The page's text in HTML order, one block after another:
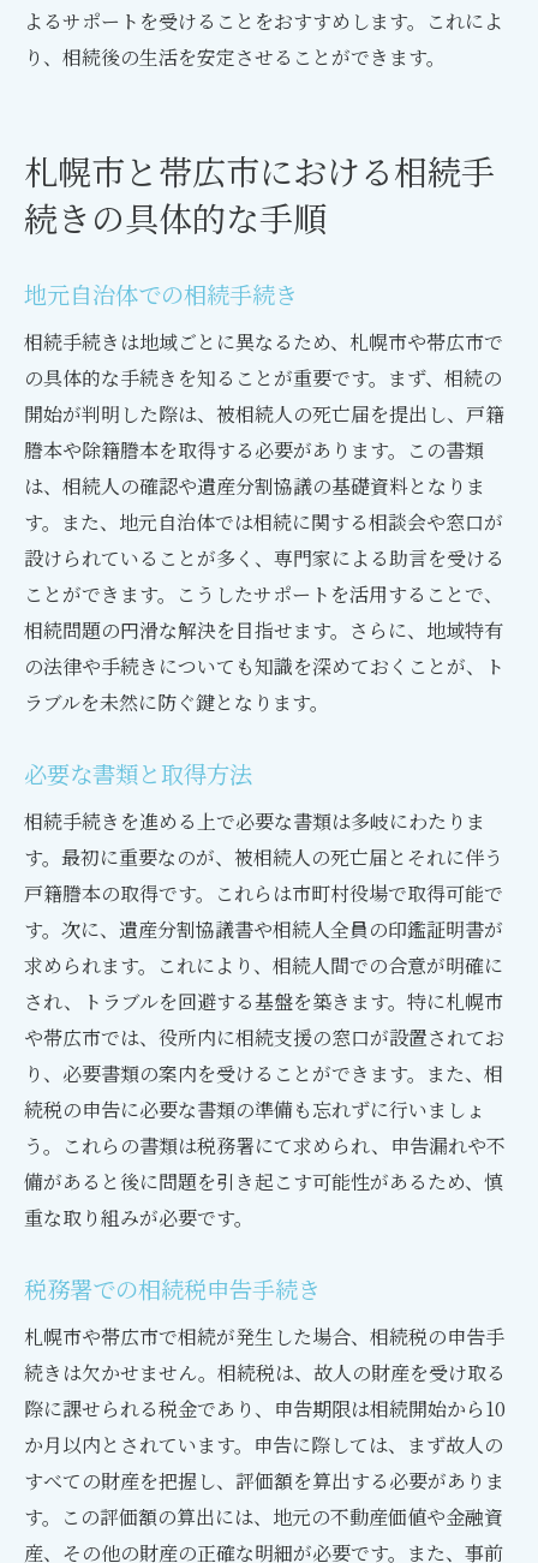
よるサポートを受けることをおすすめします。これによ
り、相続後の生活を安定させることができます。
札幌市と帯広市における相続手
続きの具体的な手順
地元自治体での相続手続き
相続手続きは地域ごとに異なるため、札幌市や帯広市で
の具体的な手続きを知ることが重要です。まず、相続の
開始が判明した際は、被相続人の死亡届を提出し、戸籍
謄本や除籍謄本を取得する必要があります。この書類
は、相続人の確認や遺産分割協議の基礎資料となりま
す。また、地元自治体では相続に関する相談会や窓口が
設けられていることが多く、専門家による助言を受ける
ことができます。こうしたサポートを活用することで、
相続問題の円滑な解決を目指せます。さらに、地域特有
の法律や手続きについても知識を深めておくことが、ト
ラブルを未然に防ぐ鍵となります。
必要な書類と取得方法
相続手続きを進める上で必要な書類は多岐にわたりま
す。最初に重要なのが、被相続人の死亡届とそれに伴う
戸籍謄本の取得です。これらは市町村役場で取得可能で
す。次に、遺産分割協議書や相続人全員の印鑑証明書が
求められます。これにより、相続人間での合意が明確に
され、トラブルを回避する基盤を築きます。特に札幌市
や帯広市では、役所内に相続支援の窓口が設置されてお
り、必要書類の案内を受けることができます。また、相
続税の申告に必要な書類の準備も忘れずに行いましょ
う。これらの書類は税務署にて求められ、申告漏れや不
備があると後に問題を引き起こす可能性があるため、慎
重な取り組みが必要です。
税務署での相続税申告手続き
札幌市や帯広市で相続が発生した場合、相続税の申告手
続きは欠かせません。相続税は、故人の財産を受け取る
際に課せられる税金であり、申告期限は相続開始から10
か月以内とされています。申告に際しては、まず故人の
すべての財産を把握し、評価額を算出する必要がありま
す。この評価額の算出には、地元の不動産価値や金融資
産、その他の財産の正確な明細が必要です。また、事前